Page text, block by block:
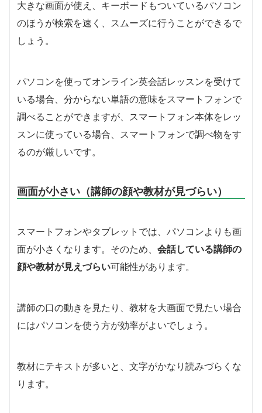
大きな画面が使え、キーボードもついているパソコン
のほうが検索を速く、スムーズに行うことができるで
しょう。
パソコンを使ってオンライン英会話レッスンを受けて
いる場合、分からない単語の意味をスマートフォンで
調べることができますが、スマートフォン本体をレッ
スンに使っている場合、スマートフォンで調べ物をす
るのが厳しいです。
画面が小さい（講師の顔や教材が見づらい）
スマートフォンやタブレットでは、パソコンよりも画
面が小さくなります。そのため、 会話している講師の
顔や教材が見えづらい可能性があります。
講師の口の動きを見たり、教材を大画面で見たい場合
にはパソコンを使う方が効率がよいでしょう。
教材にテキストが多いと、文字がかなり読みづらくな
ります。